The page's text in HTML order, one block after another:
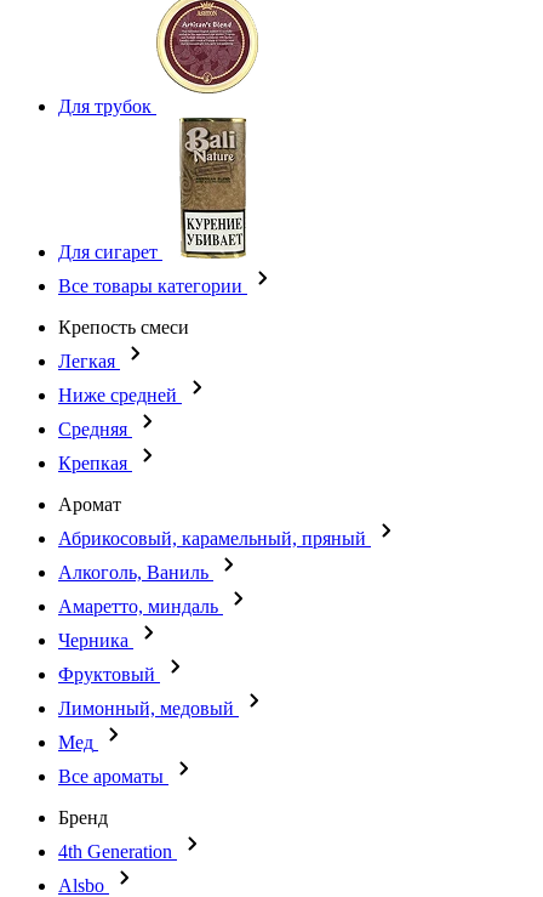
Для трубок
Для сигарет
Все товары категории
Крепость смеси
Легкая
Ниже средней
Средняя
Крепкая
Аромат
Абрикосовый, карамельный, пряный
Алкоголь, Ваниль
Амаретто, миндаль
Черника
Фруктовый
Лимонный, медовый
Мед
Все ароматы
Бренд
4th Generation
Alsbo